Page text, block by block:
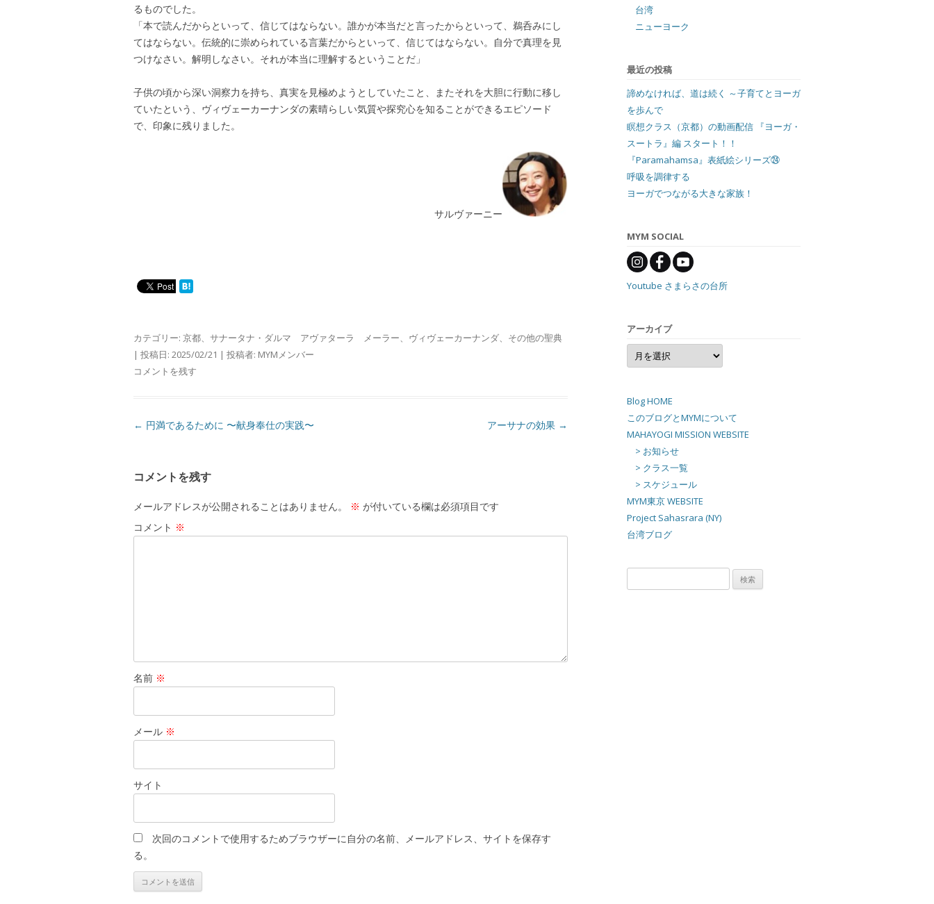
るものでした。
「本で読んだからといって、信じてはならない。誰かが本当だと言ったからといって、鵜呑みにし
てはならない。伝統的に崇められている言葉だからといって、信じてはならない。自分で真理を見
つけなさい。解明しなさい。それが本当に理解するということだ」
子供の頃から深い洞察力を持ち、真実を見極めようとしていたこと、またそれを大胆に行動に移し
ていたという、ヴィヴェーカーナンダの素晴らしい気質や探究心を知ることができるエピソード
で、印象に残りました。
サルヴァーニー
カテゴリー: 京都、 サナータナ・ダルマ アヴァターラ メーラー、 ヴィヴェーカーナンダ、 その他の聖典
| 投稿日: 2025/02/21 | 投稿者: MYMメンバー
コメントを残す
投
ビ
ゲ
ー
← 円満であるために 〜献身奉仕の実践〜 アーサナの効果 →
コメントを残す
メールアドレスが公開されることはありません。 ※ が付いている欄は必須項目です
コメント ※
名前 ※
メール ※
サイト
次回のコメントで使用するためブラウザーに自分の名前、メールアドレス、サイトを保存す
る。
台湾
ニューヨーク
最近の投稿
諦めなければ、道は続く ～子育てとヨーガ
を歩んで
瞑想クラス（京都）の動画配信 『ヨーガ・
スートラ』編 スタート！！
『Paramahamsa』表紙絵シリーズ㉔
呼吸を調律する
ヨーガでつながる大きな家族！
MYM SOCIAL
Youtube さまらさの台所
アーカイブ
ア
ー
カ
Blog HOME
このブログとMYMについて
MAHAYOGI MISSION WEBSITE
> お知らせ
> クラス一覧
> スケジュール
MYM東京 WEBSITE
Project Sahasrara (NY)
台湾ブログ
索: